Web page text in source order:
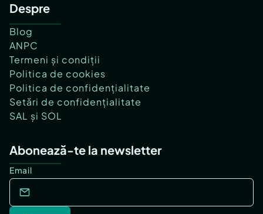
Despre
Blog
ANPC
Termeni și condiții
Politica de cookies
Politica de confidențialitate
Setări de confidențialitate
SAL și SOL
Abonează-te la newsletter
Email